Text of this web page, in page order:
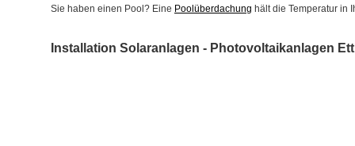
Sie haben einen Pool? Eine Poolüberdachung hält die Temperatur in
Installation Solaranlagen - Photovoltaikanlagen